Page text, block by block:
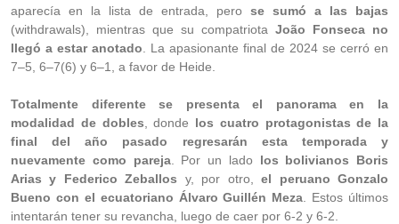
aparecía en la lista de entrada, pero se sumó a las bajas
(withdrawals), mientras que su compatriota João Fonseca no
llegó a estar anotado . La apasionante final de 2024 se cerró en
7–5, 6–7(6) y 6–1, a favor de Heide.
Totalmente diferente se presenta el panorama en la
modalidad de dobles , donde los cuatro protagonistas de la
final del año pasado regresarán esta temporada y
nuevamente como pareja. Por un lado los bolivianos Boris
Arias y Federico Zeballos y, por otro,el peruano Gonzalo
Bueno con el ecuatoriano Álvaro Guillén Meza . Estos últimos
intentarán tener su revancha, luego de caer por 6-2 y 6-2.